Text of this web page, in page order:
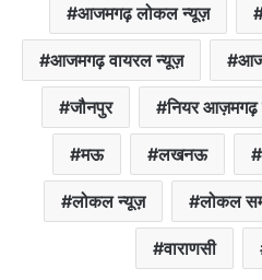
आजमगढ़ लोकल न्यूज़
आजमगढ़ वायरल न्यूज़
जौनपुर नियर आज़मगढ़
मऊ लखनऊ
लोकल न्यूज़ लोकल
वाराणसी